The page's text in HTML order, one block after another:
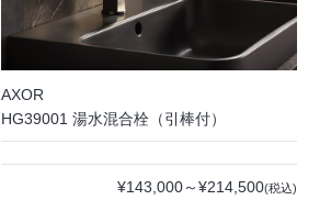
AXOR
HG39001 湯水混合栓（引棒付）
¥143,000～¥214,500(税込)